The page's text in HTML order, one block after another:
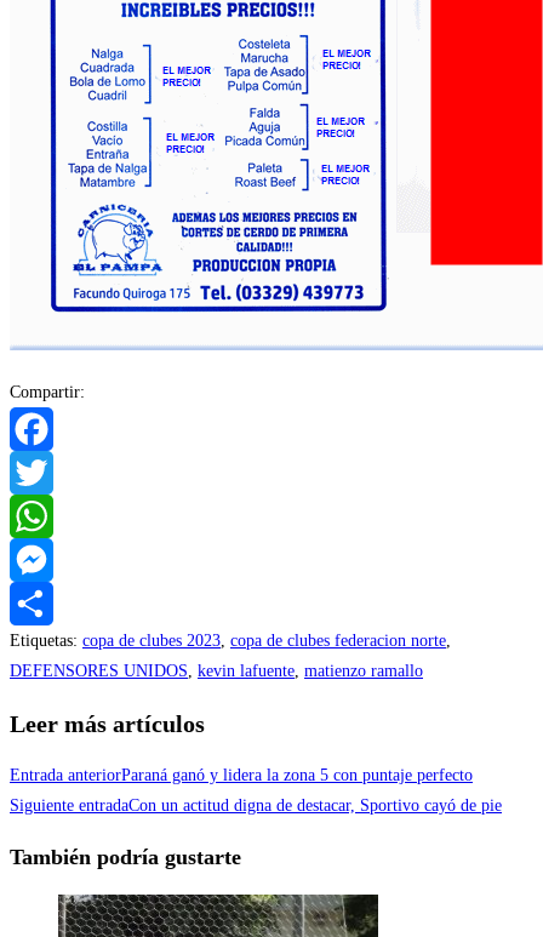
Compartir:
Facebook
Twitter
WhatsApp
Messenger
Compartir
Etiquetas: copa de clubes 2023, copa de clubes federacion norte,
DEFENSORES UNIDOS, kevin lafuente, matienzo ramallo
Leer más artículos
Entrada anteriorParaná ganó y lidera la zona 5 con puntaje perfecto
Siguiente entradaCon un actitud digna de destacar, Sportivo cayó de pie
También podría gustarte